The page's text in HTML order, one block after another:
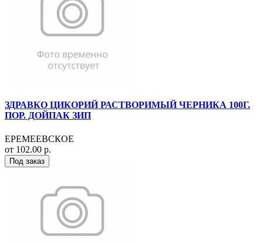
ЗДРАВКО ЦИКОРИЙ РАСТВОРИМЫЙ ЧЕРНИКА 100Г.
ПОР. ДОЙПАК ЗИП
ЕРЕМЕЕВСКОЕ
от 102.00 р.
Под заказ